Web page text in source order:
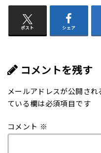
ポスト シェア
コメントを残す
メールアドレスが公開され
ている欄は必須項目です
コメント ※